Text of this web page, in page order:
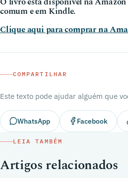
comum e em Kindle.
Clique aqui para comprar na
COMPARTILHAR
Este texto pode ajudar alguém que
WhatsApp Facebook
LEIA TAMBÉM
Artigos relacionados